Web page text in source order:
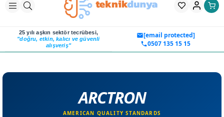
25 yılı aşkın sektör tecrübesi,
"doğru, etkin, kalıcı ve güvenli
alışveriş"
[email protected]
0507 135 15 15
ARCTRON
AMERICAN QUALITY STANDARDS